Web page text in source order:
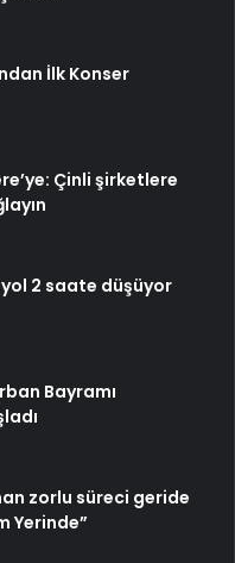
İlk Konser
Çinli şirketlere
2 saate düşüyor
Bayramı
zorlu süreci geride
Yerinde”